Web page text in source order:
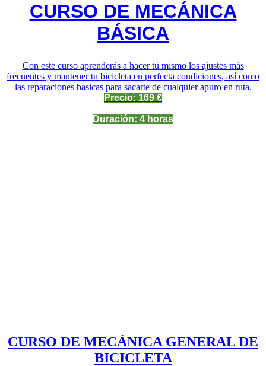
CURSO DE MECÁNICA
BÁSICA
Con este curso aprenderás a hacer tú mismo los ajustes más
frecuentes y mantener tu bicicleta en perfecta condiciones, así como
las reparaciones basicas para sacarte de cualquier apuro en ruta.
Precio: 169 €
Duración: 4 horas
CURSO DE MECÁNICA GENERAL DE
BICICLETA